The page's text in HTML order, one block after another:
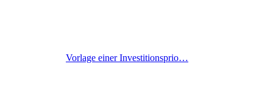
Vorlage einer Investitionsprio…